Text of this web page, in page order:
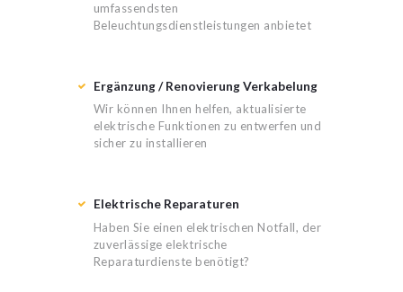
umfassendsten
Beleuchtungsdienstleistungen anbietet
Ergänzung / Renovierung Verkabelung
Wir können Ihnen helfen, aktualisierte
elektrische Funktionen zu entwerfen und
sicher zu installieren
Elektrische Reparaturen
Haben Sie einen elektrischen Notfall, der
zuverlässige elektrische
Reparaturdienste benötigt?